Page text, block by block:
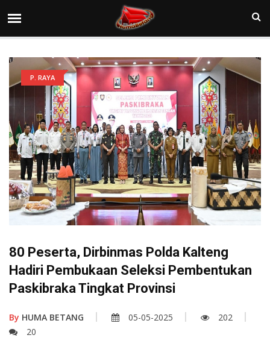
P. RAYA
80 Peserta, Dirbinmas Polda Kalteng
Hadiri Pembukaan Seleksi Pembentukan
Paskibraka Tingkat Provinsi
By HUMA BETANG 05-05-2025
202
20